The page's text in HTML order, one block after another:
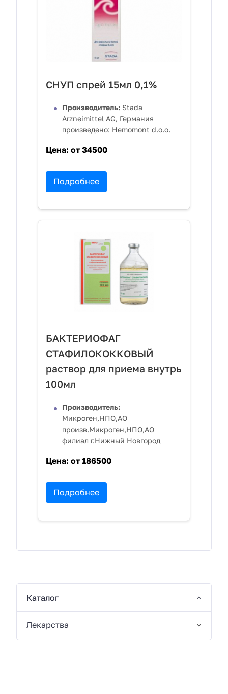
СНУП спрей 15мл 0,1%
Производитель: Stada
Arzneimittel AG, Германия
произведено: Hemomont d.o.o.
Цена: от 34500
Подробнее
БАКТЕРИОФАГ
СТАФИЛОКОККОВЫЙ
раствор для приема внутрь
100мл
Производитель:
Микроген,НПО,АО
произв.Микроген,НПО,АО
филиал г.Нижный Новгород
Цена: от 186500
Подробнее
Каталог
Лекарства